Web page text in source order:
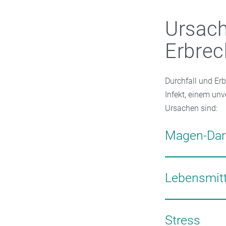
Durchfall und
Infekt, einem
Ursachen sind:
Magen-
Die meisten
Rotaviren. Da
wo viele
Kontakt mit
Die häufigsten
Campylobacter
Stress